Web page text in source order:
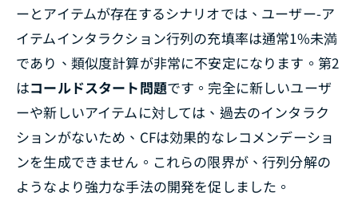
ーとアイテムが存在するシナリオでは、ユーザー-ア
イテムインタラクション行列の充填率は通常1%未満
であり、類似度計算が非常に不安定になります。第2
はコールドスタート問題です。完全に新しいユーザ
ーや新しいアイテムに対しては、過去のインタラク
ションがないため、CFは効果的なレコメンデーショ
ンを生成できません。これらの限界が、行列分解の
ようなより強力な手法の開発を促しました。